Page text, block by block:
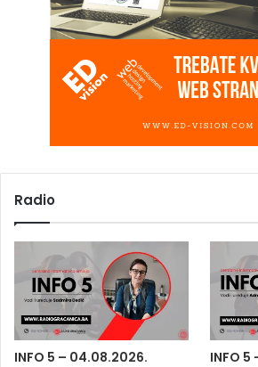
Radio
INFO 5 – 04.08.2026. INFO